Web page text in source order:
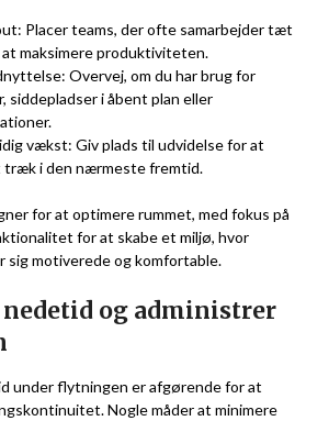
Placer teams, der ofte samarbejder tæt
maksimere produktiviteten.
Overvej, om du har brug for
siddepladser i åbent plan eller
vækst: Giv plads til udvidelse for at
træk i den nærmeste fremtid.
for at optimere rummet, med fokus på
for at skabe et miljø, hvor
sig motiverede og komfortable.
og administrer
under flytningen er afgørende for at
Nogle måder at minimere